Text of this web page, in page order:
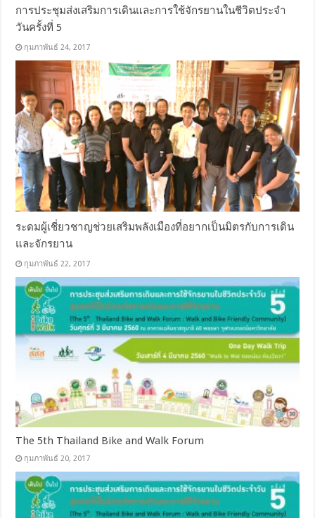
การประชุมส่งเสริมการเดินและการใช้จักรยานในชีวิตประจำ
วันครั้งที่ 5
กุมภาพันธ์ 24, 2017
ระดมผู้เชี่ยวชาญช่วยเสริมพลังเมืองที่อยากเป็นมิตรกับการเดิน
และจักรยาน
กุมภาพันธ์ 22, 2017
The 5th Thailand Bike and Walk Forum
กุมภาพันธ์ 20, 2017